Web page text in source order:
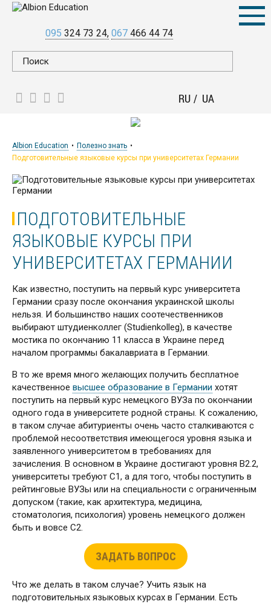
095 324 73 24 067 466 44 74
RU UA
Albion Education
Полезно знать
Подготовительные языковые курсы при университетах Германии
ПОДГОТОВИТЕЛЬНЫЕ
ЯЗЫКОВЫЕ КУРСЫ ПРИ
УНИВЕРСИТЕТАХ ГЕРМАНИИ
Как известно, поступить на первый курс университета
Германии сразу после окончания украинской школы
нельзя. И большинство наших соотечественников
выбирают штудиенколлег (Studienkolleg), в качестве
мостика по окончанию 11 класса в Украине перед
началом программы бакалавриата в Германии.
В то же время много желающих получить бесплатное
качественное высшее образование в Германии хотят
поступить на первый курс немецкого ВУЗа по окончании
одного года в университете родной страны. К сожалению,
в таком случае абитуриенты очень часто сталкиваются с
проблемой несоответствия имеющегося уровня языка и
заявленного университетом в требованиях для
зачисления. В основном в Украине достигают уровня В2.2,
университеты требуют С1, а для того, чтобы поступить в
рейтинговые ВУЗы или на специальности с ограниченным
допуском (такие, как архитектура, медицина,
стоматология, психология) уровень немецкого должен
быть и вовсе С2.
ЗАДАТЬ ВОПРОС
Что же делать в таком случае? Учить язык на
подготовительных языковых курсах в Германии. Есть